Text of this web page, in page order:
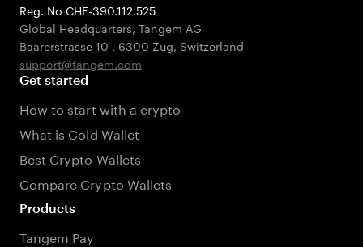
Reg. No CHE-390.112.525
Global Headquarters, Tangem AG
Baarerstrasse 10 , 6300 Zug, Switzerland
support@tangem.com
Get started
How to start with a crypto
What is Cold Wallet
Best Crypto Wallets
Compare Crypto Wallets
Products
Tangem Pay